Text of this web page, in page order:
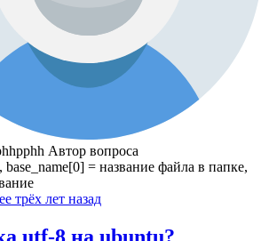
Автор вопроса
, base_name[0] = название файла в папке,
трёх лет назад